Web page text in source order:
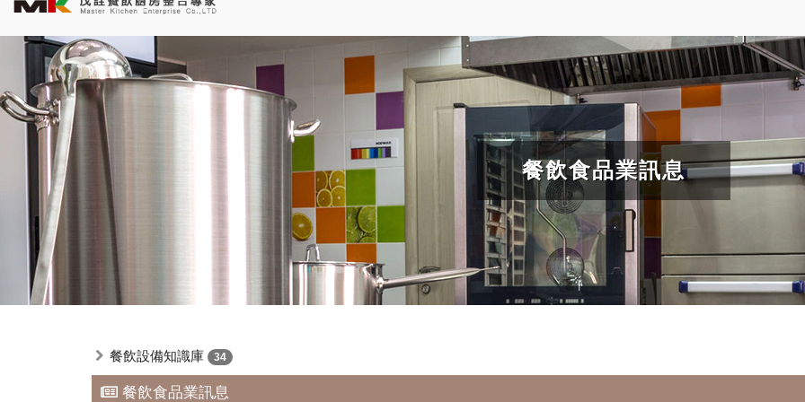
餐飲食品業訊息
餐飲設備知識庫 34
餐飲食品業訊息